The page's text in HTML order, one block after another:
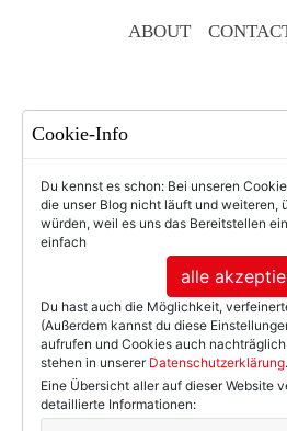
ABOUT
Cookie-Info
Du kennst es schon: Bei unseren
die unser Blog nicht läuft und weiteren,
würden, weil es uns das Bereitstellen
einfach
alle
Du hast auch die Möglichkeit,
(Außerdem kannst du diese
aufrufen und Cookies auch
stehen in unserer Datenschutzerklärung
Eine Übersicht aller auf dieser Website
detaillierte Informationen: